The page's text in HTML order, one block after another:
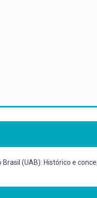
(UAB): Histórico e